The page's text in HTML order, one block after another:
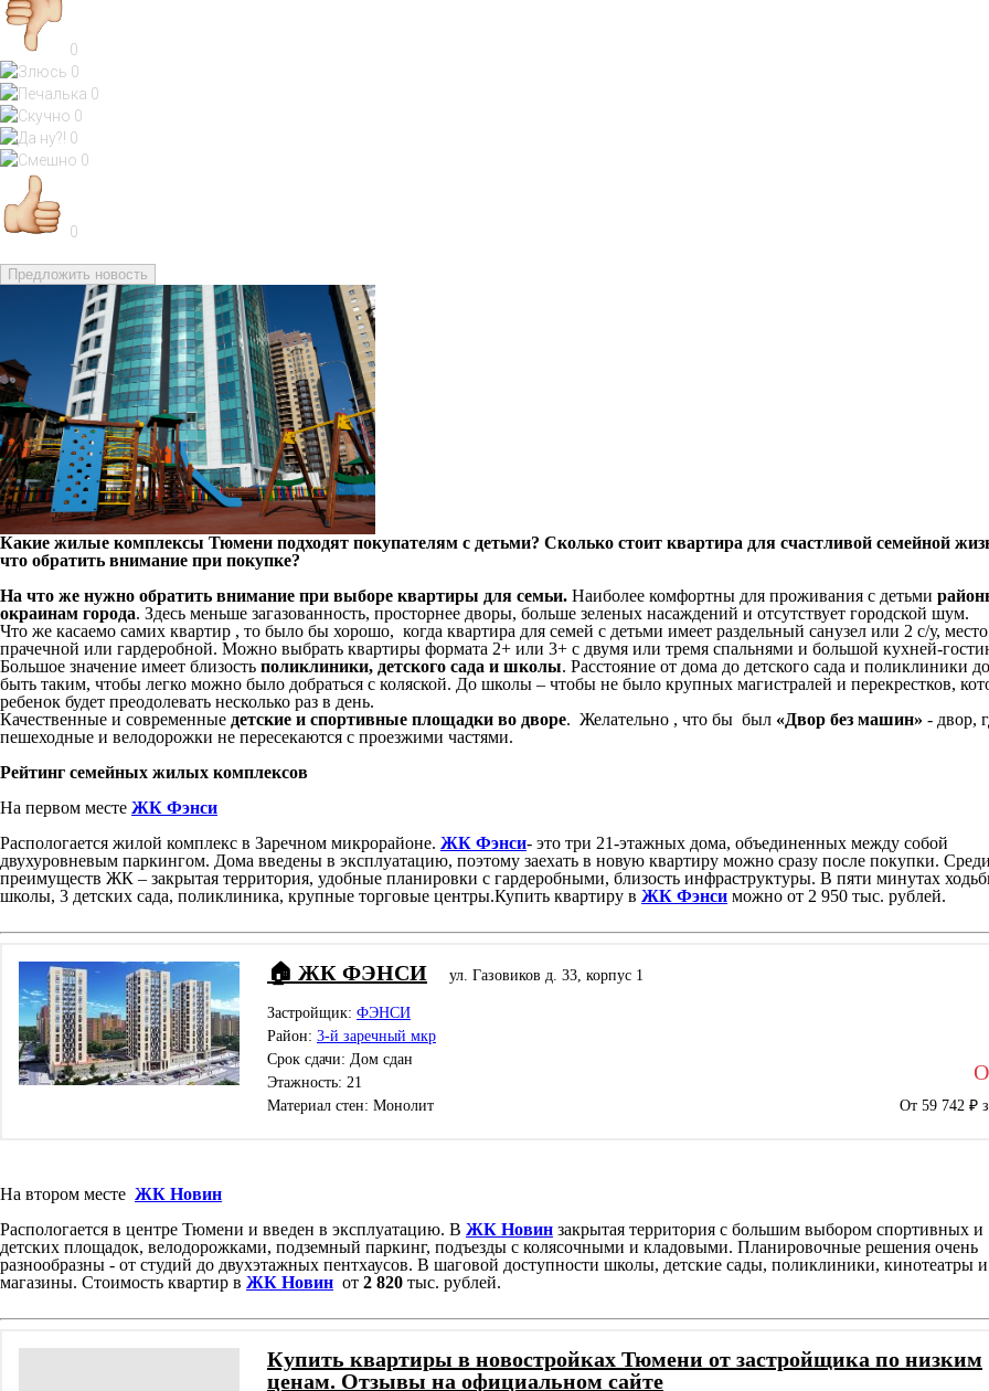
0
0
0
0
0
0
0
Предложить новость
Какие жилые комплексы Тюмени подходят покупателям с детьми? Сколько стоит квартира для счастливой семейной
что обратить внимание при покупке?
На что же нужно обратить внимание при выборе квартиры для семьи. Наиболее комфортны для проживания с детьми
окраинам города. Здесь меньше загазованность, просторнее дворы, больше зеленых насаждений и отсутствует городской шум.
Что же касаемо самих квартир , то было бы хорошо, когда квартира для семей с детьми имеет раздельный санузел или 2 с/у,
прачечной или гардеробной. Можно выбрать квартиры формата 2+ или 3+ с двумя или тремя спальнями и большой кухней-
Большое значение имеет близость поликлиники, детского сада и школы. Расстояние от дома до детского сада и поликлиники
быть таким, чтобы легко можно было добраться с коляской. До школы – чтобы не было крупных магистралей и перекрестков,
ребенок будет преодолевать несколько раз в день.
Качественные и современные детские и спортивные площадки во дворе. Желательно , что бы был «Двор без машин» - двор,
пешеходные и велодорожки не пересекаются с проезжими частями.
Рейтинг семейных жилых комплексов
На первом месте ЖК Фэнси
Распологается жилой комплекс в Заречном микрорайоне. ЖК Фэнси- это три 21-этажных дома, объединенных между собой
двухуровневым паркингом. Дома введены в эксплуатацию, поэтому заехать в новую квартиру можно сразу после покупки. Среди
преимуществ ЖК – закрытая территория, удобные планировки с гардеробными, близость инфраструктуры. В пяти минутах
школы, 3 детских сада, поликлиника, крупные торговые центры.Купить квартиру в ЖК Фэнси можно от 2 950 тыс. рублей.
🏠 ЖК ФЭНСИ ул. Газовиков д. 33, корпус 1
Застройщик: ФЭНСИ
Район: 3-й заречный мкр
Срок сдачи: Дом сдан
Этажность: 21
Материал стен: Монолит
От 59 742 ₽
На втором месте ЖК Новин
Распологается в центре Тюмени и введен в эксплуатацию. В ЖК Новин закрытая территория с большим выбором спортивных и
детских площадок, велодорожками, подземный паркинг, подъезды с колясочными и кладовыми. Планировочные решения очень
разнообразны - от студий до двухэтажных пентхаусов. В шаговой доступности школы, детские сады, поликлиники, кинотеатры и
магазины. Стоимость квартир в ЖК Новин от 2 820 тыс. рублей.
Купить квартиры в новостройках Тюмени от застройщика по низким
ценам. Отзывы на официальном сайте